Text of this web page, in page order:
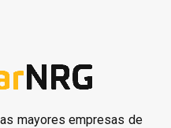
mayores empresas de